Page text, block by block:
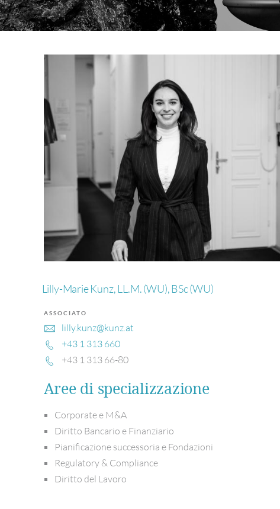
Lilly-Marie Kunz, LL.M. (WU), BSc (WU)
ASSOCIATO
lilly.kunz@kunz.at
+43 1 313 660
+43 1 313 66-80
Aree di specializzazione
Corporate e M&A
Diritto Bancario e Finanziario
Pianificazione successoria e Fondazioni
Regulatory & Compliance
Diritto del Lavoro